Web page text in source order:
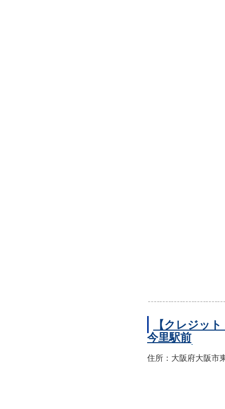
【クレジッ
今里駅前
住所：大阪府大阪市